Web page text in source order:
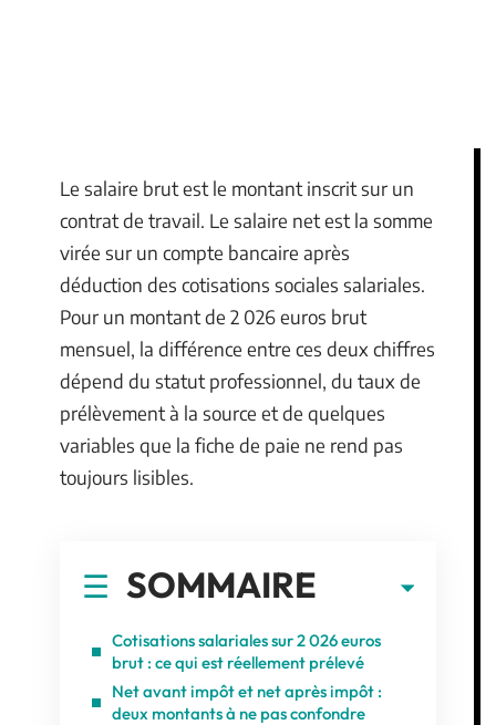
Le salaire brut est le montant inscrit sur un
contrat de travail. Le salaire net est la somme
virée sur un compte bancaire après
déduction des cotisations sociales salariales.
Pour un montant de 2 026 euros brut
mensuel, la différence entre ces deux chiffres
dépend du statut professionnel, du taux de
prélèvement à la source et de quelques
variables que la fiche de paie ne rend pas
toujours lisibles.
SOMMAIRE
Cotisations salariales sur 2 026 euros
brut : ce qui est réellement prélevé
Net avant impôt et net après impôt :
deux montants à ne pas confondre